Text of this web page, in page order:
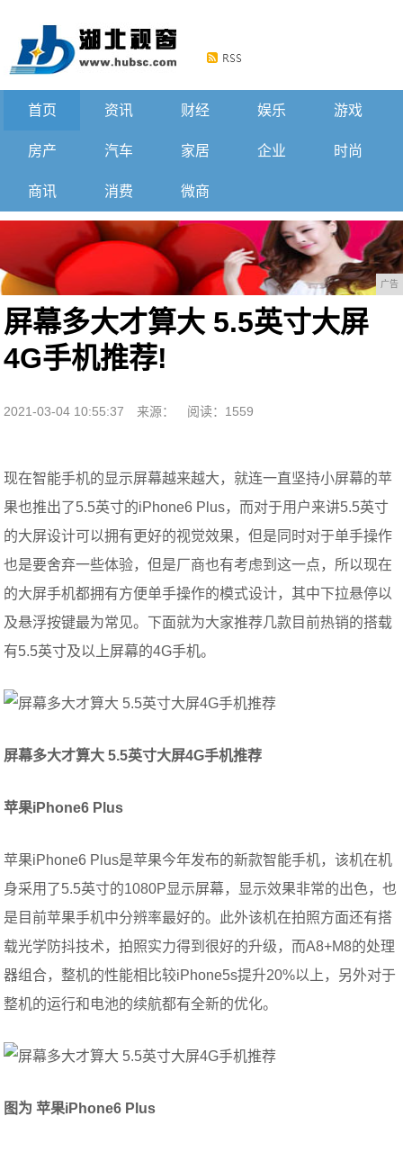
首页 资讯 财经 娱乐 游戏
房产 汽车 家居 企业 时尚
商讯 消费 微商
广告
屏幕多大才算大 5.5英寸大屏
4G手机推荐!
2021-03-04 10:55:37 来源： 阅读：1559
现在智能手机的显示屏幕越来越大，就连一直坚持小屏幕的苹
果也推出了5.5英寸的iPhone6 Plus，而对于用户来讲5.5英寸
的大屏设计可以拥有更好的视觉效果，但是同时对于单手操作
也是要舍弃一些体验，但是厂商也有考虑到这一点，所以现在
的大屏手机都拥有方便单手操作的模式设计，其中下拉悬停以
及悬浮按键最为常见。下面就为大家推荐几款目前热销的搭载
有5.5英寸及以上屏幕的4G手机。
屏幕多大才算大 5.5英寸大屏4G手机推荐
苹果iPhone6 Plus
苹果iPhone6 Plus是苹果今年发布的新款智能手机，该机在机
身采用了5.5英寸的1080P显示屏幕，显示效果非常的出色，也
是目前苹果手机中分辨率最好的。此外该机在拍照方面还有搭
载光学防抖技术，拍照实力得到很好的升级，而A8+M8的处理
器组合，整机的性能相比较iPhone5s提升20%以上，另外对于
整机的运行和电池的续航都有全新的优化。
图为 苹果iPhone6 Plus